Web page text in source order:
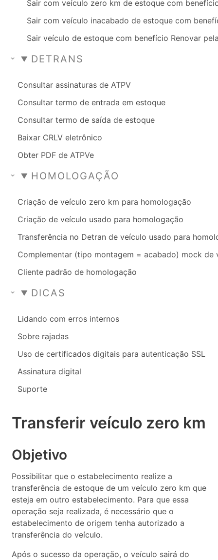
Sair com veículo zero km de estoque com
Sair com veículo inacabado de estoque com
Sair veículo de estoque com benefício Renovar
DETRANS
Consultar assinaturas de ATPV
Consultar termo de entrada em estoque
Consultar termo de saída de estoque
Baixar CRLV eletrônico
Obter PDF de ATPVe
HOMOLOGAÇÃO
Criação de veículo zero km para homologação
Criação de veículo usado para homologação
Transferência no Detran de veículo usado para
Complementar (tipo montagem = acabado) mock de
Cliente padrão de homologação
DICAS
Lidando com erros internos
Sobre rajadas
Uso de certificados digitais para autenticação SSL
Assinatura digital
Suporte
Transferir veículo zero km
Objetivo
Possibilitar que o estabelecimento realize a
transferência de estoque de um veículo zero km que
esteja em outro estabelecimento. Para que essa
operação seja realizada, é necessário que o
estabelecimento de origem tenha autorizado a
transferência do veículo.
Após o sucesso da operação, o veículo sairá do